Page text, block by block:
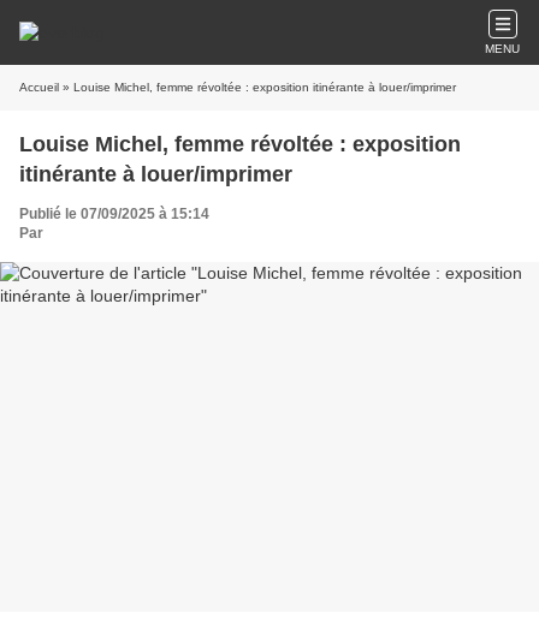
MENU
Accueil » Louise Michel, femme révoltée : exposition itinérante à louer/imprimer
Louise Michel, femme révoltée : exposition
itinérante à louer/imprimer
Publié le 07/09/2025 à 15:14
Par